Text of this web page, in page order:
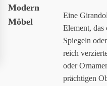
Modern
Möbel
Eine
Element,
Spiegeln
reich
oder
prächtigen